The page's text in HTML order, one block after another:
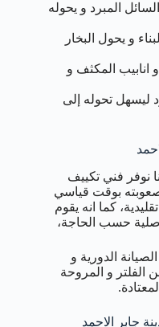
المبرد و يحوله
و يحول البخار
انابيب المكثف و
ليسهل تحوله إلى
نوفر فني تكييف
بوقت قياسي
كما انه يقوم
اصلية حسب الحاجة،
الدورية و
الفلتر و المروحة
جابر الاحمد